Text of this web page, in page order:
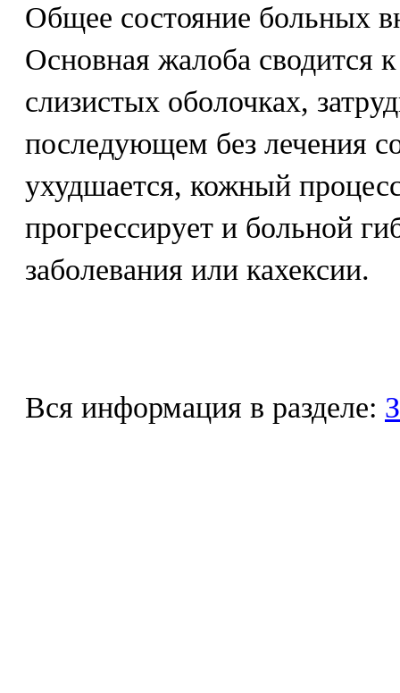
Общее состояние больных
Основная жалоба сводится
слизистых оболочках,
последующем без лечения
ухудшается, кожный
прогрессирует и больной
заболевания или кахексии.
Вся информация в разделе: